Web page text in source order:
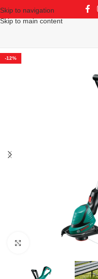
Skip to navigation
Skip to main content
-12%
Klikni za uvećavanje